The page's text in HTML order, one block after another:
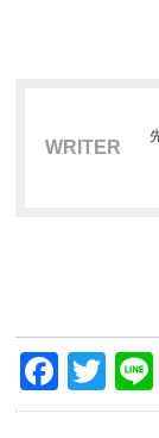
WRITER